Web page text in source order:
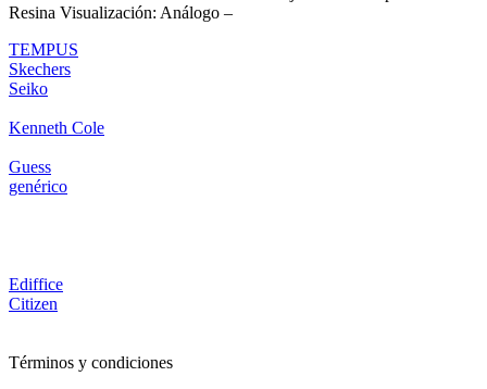
Resina Visualización: Análogo –
TEMPUS
Skechers
Seiko
Kenneth Cole
Guess
genérico
Ediffice
Citizen
Términos y condiciones